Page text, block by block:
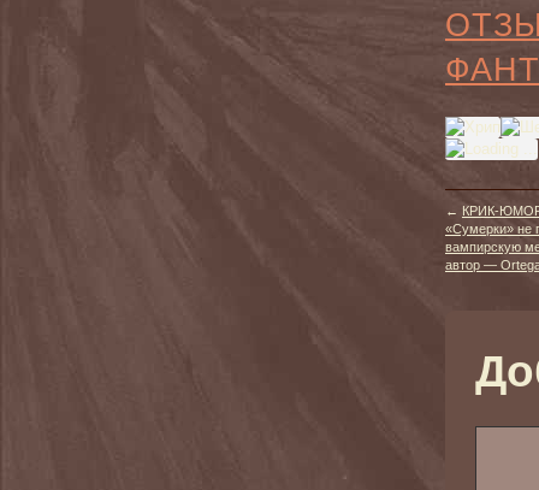
← КРИК-
«Сумерки» не
вампирскую
автор —